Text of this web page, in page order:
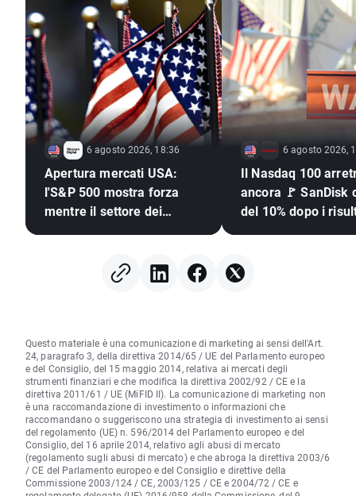
6 agosto 2026, 18:36
Apertura mercati USA:
l'S&P 500 mostra forza
mentre il settore dei
6 agosto 2026,
Il Nasdaq 100
ancora 🚩 SanDisk
del 10% dopo i
Questo materiale è una comunicazione di marketing ai sensi dell'Art.
24, paragrafo 3, della direttiva 2014/65 / UE del Parlamento europeo
e del Consiglio, del 15 maggio 2014, relativa ai mercati degli
strumenti finanziari e che modifica la direttiva 2002/92 / CE e la
direttiva 2011/61 / UE (MiFID II). La comunicazione di marketing non
è una raccomandazione di investimento o informazioni che
raccomandano o suggeriscono una strategia di investimento ai sensi
del regolamento (UE) n. 596/2014 del Parlamento europeo e del
Consiglio, del 16 aprile 2014, relativo agli abusi di mercato
(regolamento sugli abusi di mercato) e che abroga la direttiva 2003/6
/ CE del Parlamento europeo e del Consiglio e direttive della
Commissione 2003/124 / CE, 2003/125 / CE e 2004/72 / CE e